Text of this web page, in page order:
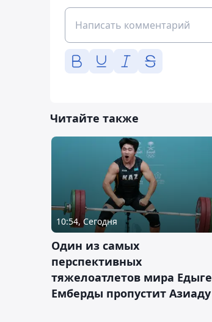
Читайте также
10:54, Сегодня
Один из самых
перспективных
тяжелоатлетов мира Едыге
Емберды пропустит Азиаду